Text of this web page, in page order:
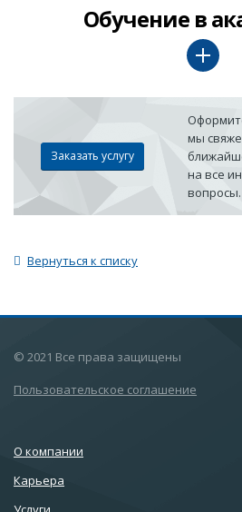
Обучение в
Заказать услугу
мы
на все
вопросы.
Вернуться к списку
© 2021 Все права защищены
Пользовательское соглашение
О компании
Карьера